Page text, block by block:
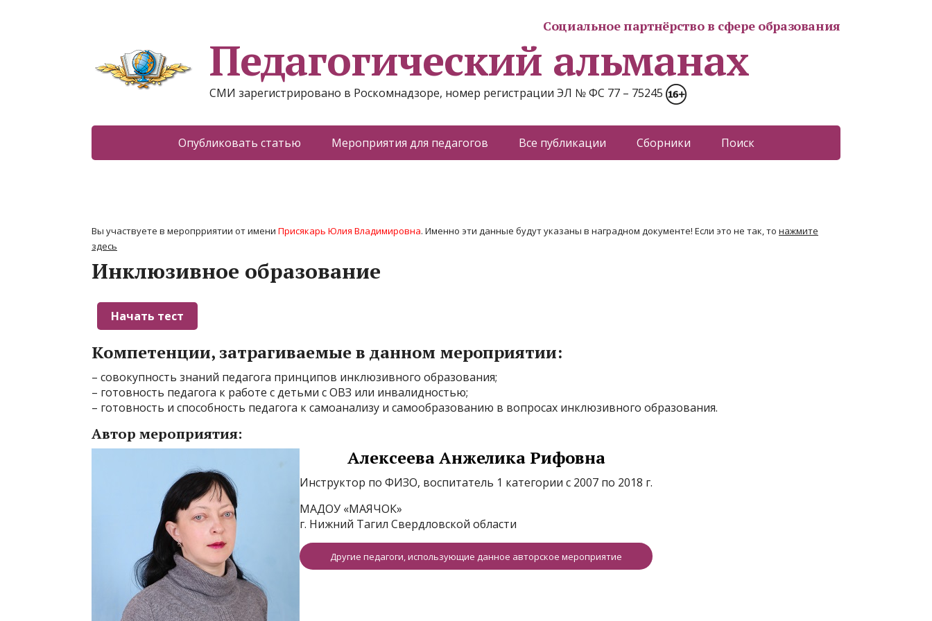
Социальное партнёрство в сфере образования
Педагогический альманах
СМИ зарегистрировано в Роскомнадзоре, номер регистрации ЭЛ № ФС 77 – 75245
Опубликовать статью Мероприятия для педагогов Все публикации Сборники Поиск
Вы участвуете в меропрриятии от имени Присякарь Юлия Владимировна. Именно эти данные будут указаны в наградном документе! Если это не так, то нажмите
здесь
Инклюзивное образование
Компетенции, затрагиваемые в данном мероприятии:
– совокупность знаний педагога принципов инклюзивного образования;
– готовность педагога к работе с детьми с ОВЗ или инвалидностью;
– готовность и способность педагога к самоанализу и самообразованию в вопросах инклюзивного образования.
Автор мероприятия:
Алексеева Анжелика Рифовна
Инструктор по ФИЗО, воспитатель 1 категории с 2007 по 2018 г.
МАДОУ «МАЯЧОК»
г. Нижний Тагил Свердловской области
Другие педагоги, использующие данное авторское мероприятие